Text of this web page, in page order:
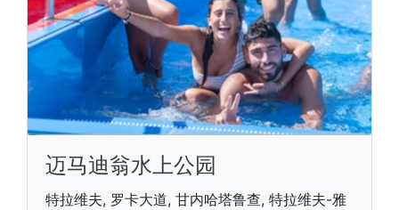
迈马迪翁水上公园
特拉维夫, 罗卡大道, 甘内哈塔鲁查, 特拉维夫-雅